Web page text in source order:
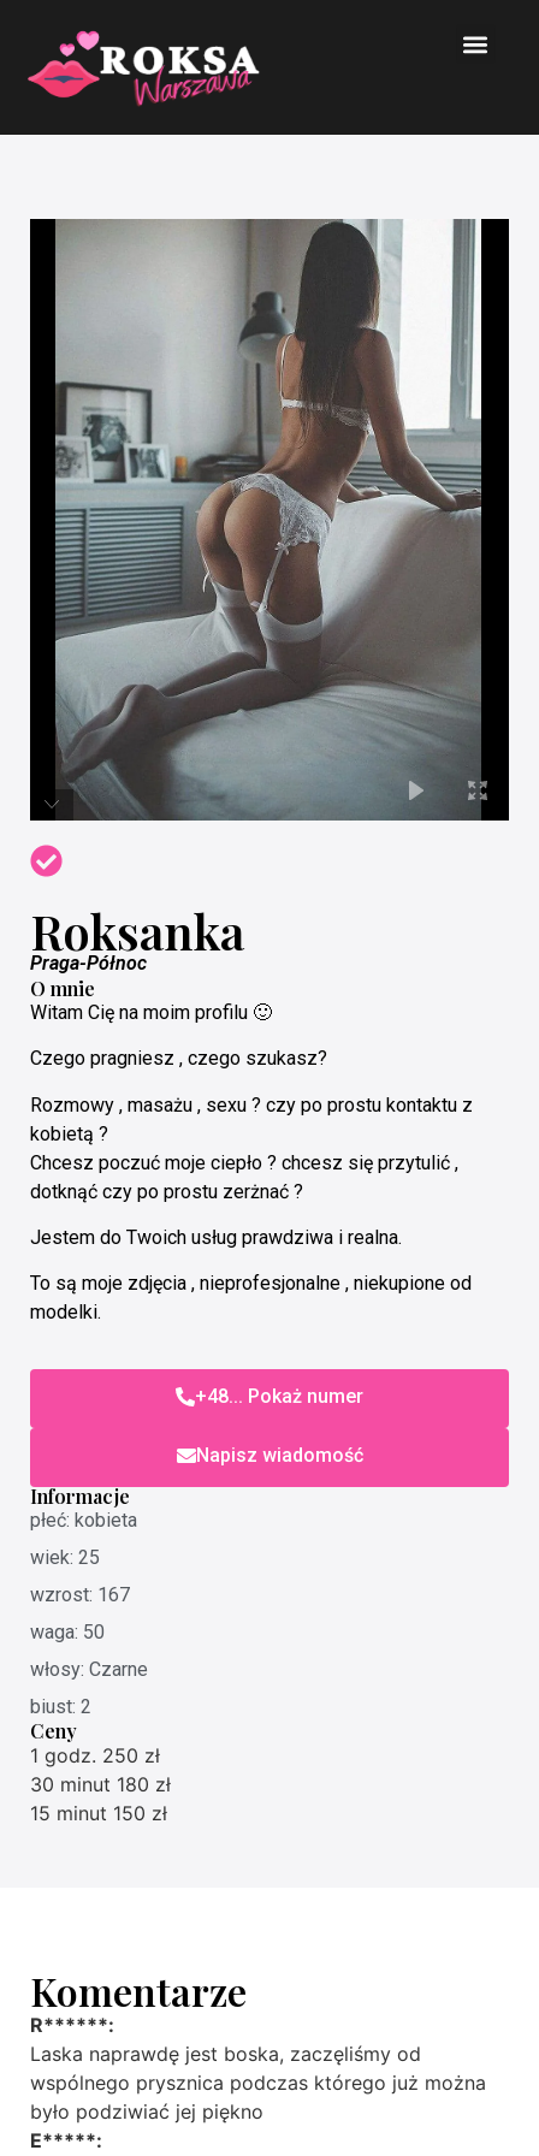
Roksanka
Praga-Północ
O mnie
Witam Cię na moim profilu 🙂
Czego pragniesz , czego szukasz?
Rozmowy , masażu , sexu ? czy po prostu kontaktu z
kobietą ?
Chcesz poczuć moje ciepło ? chcesz się przytulić ,
dotknąć czy po prostu zerżnać ?
Jestem do Twoich usług prawdziwa i realna.
To są moje zdjęcia , nieprofesjonalne , niekupione od
modelki.
+48... Pokaż numer
Napisz wiadomość
Informacje
płeć: kobieta
wiek: 25
wzrost: 167
waga: 50
włosy: Czarne
biust: 2
Ceny
1 godz. 250 zł
30 minut 180 zł
15 minut 150 zł
Komentarze
R******:
Laska naprawdę jest boska, zaczęliśmy od
wspólnego prysznica podczas którego już można
było podziwiać jej piękno
E*****: